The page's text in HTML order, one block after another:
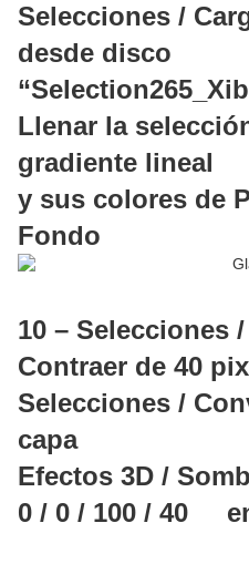
Selecciones /
desde disco
Llenar la
gradiente lineal
y sus colores de
Fondo
10 – Selecciones
Contraer de 40
Selecciones /
capa
Efectos 3D /
0 / 0 / 100 / 40